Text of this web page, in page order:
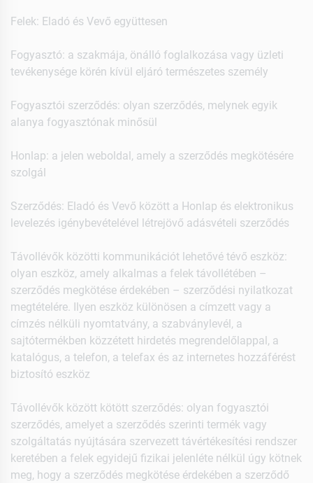
Felek: Eladó és Vevő együttesen
Fogyasztó: a szakmája, önálló foglalkozása vagy üzleti
tevékenysége körén kívül eljáró természetes személy
Fogyasztói szerződés: olyan szerződés, melynek egyik
alanya fogyasztónak minősül
Honlap: a jelen weboldal, amely a szerződés megkötésére
szolgál
Szerződés: Eladó és Vevő között a Honlap és elektronikus
levelezés igénybevételével létrejövő adásvételi szerződés
Távollévők közötti kommunikációt lehetővé tévő eszköz:
olyan eszköz, amely alkalmas a felek távollétében –
szerződés megkötése érdekében – szerződési nyilatkozat
megtételére. Ilyen eszköz különösen a címzett vagy a
címzés nélküli nyomtatvány, a szabványlevél, a
sajtótermékben közzétett hirdetés megrendelőlappal, a
katalógus, a telefon, a telefax és az internetes hozzáférést
biztosító eszköz
Távollévők között kötött szerződés: olyan fogyasztói
szerződés, amelyet a szerződés szerinti termék vagy
szolgáltatás nyújtására szervezett távértékesítési rendszer
keretében a felek egyidejű fizikai jelenléte nélkül úgy kötnek
meg, hogy a szerződés megkötése érdekében a szerződő